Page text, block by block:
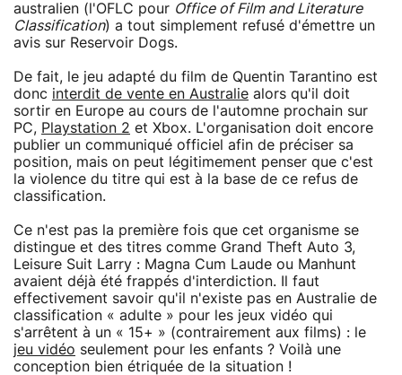
australien (l'OFLC pour Office of Film and Literature
Classification) a tout simplement refusé d'émettre un
avis sur Reservoir Dogs.
De fait, le jeu adapté du film de Quentin Tarantino est
donc interdit de vente en Australie alors qu'il doit
sortir en Europe au cours de l'automne prochain sur
PC, Playstation 2 et Xbox. L'organisation doit encore
publier un communiqué officiel afin de préciser sa
position, mais on peut légitimement penser que c'est
la violence du titre qui est à la base de ce refus de
classification.
Ce n'est pas la première fois que cet organisme se
distingue et des titres comme Grand Theft Auto 3,
Leisure Suit Larry : Magna Cum Laude ou Manhunt
avaient déjà été frappés d'interdiction. Il faut
effectivement savoir qu'il n'existe pas en Australie de
classification « adulte » pour les jeux vidéo qui
s'arrêtent à un « 15+ » (contrairement aux films) : le
jeu vidéo seulement pour les enfants ? Voilà une
conception bien étriquée de la situation !